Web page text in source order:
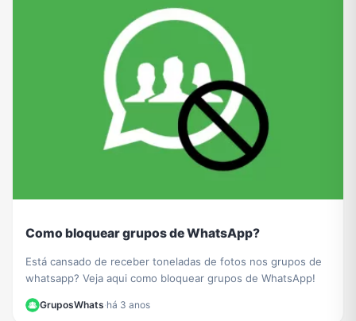
Como bloquear grupos de WhatsApp?
Está cansado de receber toneladas de fotos nos grupos de
whatsapp? Veja aqui como bloquear grupos de WhatsApp!
GruposWhats·há 3 anos